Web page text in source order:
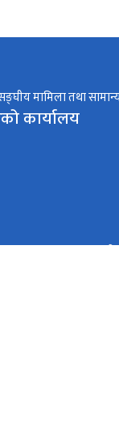
मामिला तथा
कार्यालय
( ०९:०० - ४:०० ) बजे